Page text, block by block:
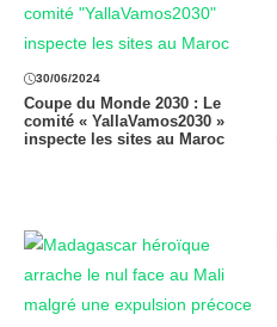
30/06/2024
Coupe du Monde 2030 : Le
comité « YallaVamos2030 »
inspecte les sites au Maroc